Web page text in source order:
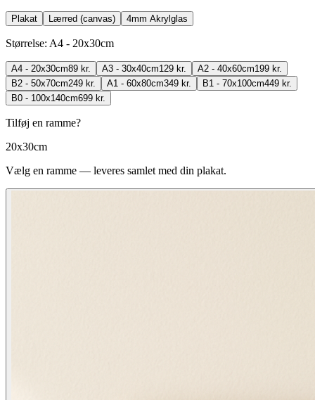
Plakat Lærred (canvas) 4mm Akrylglas
Størrelse: A4 - 20x30cm
A4 - 20x30cm89 kr. A3 - 30x40cm129 kr. A2 - 40x60cm199 kr.
B2 - 50x70cm249 kr. A1 - 60x80cm349 kr. B1 - 70x100cm449 kr.
B0 - 100x140cm699 kr.
Tilføj en ramme?
20x30cm
Vælg en ramme — leveres samlet med din plakat.